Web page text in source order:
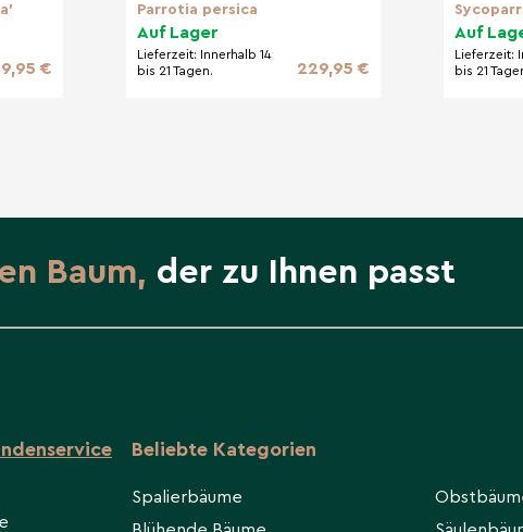
€
Parrotia persica
Auf Lager
Lieferzeit: Innerhalb 14
bis 21 Tagen.
229,95 €
Auf
Lieferzeit:
bis 21
Baum, der zu Ihnen passt
Beliebte Kategorien
Spalierbäume